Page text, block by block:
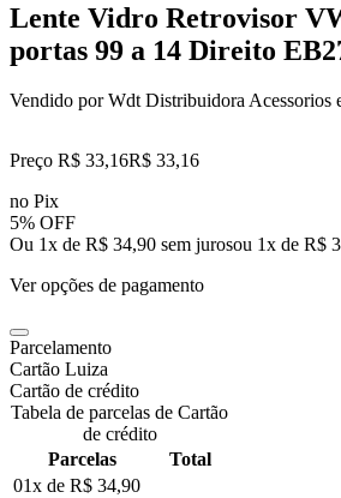
Lente Vidro Retrovisor
portas 99 a 14 Direito
Vendido porWdt Distribuidora Acessorios
Preço R$ 33,16R$ 33,16
no Pix
5% OFF
Ou 1x de R$ 34,90 sem jurosou 1x de R$
Ver opções de pagamento
Parcelamento
Cartão Luiza
Cartão de crédito
Tabela de parcelas de Cartão
de crédito
Parcelas
Total
01x de R$ 34,90